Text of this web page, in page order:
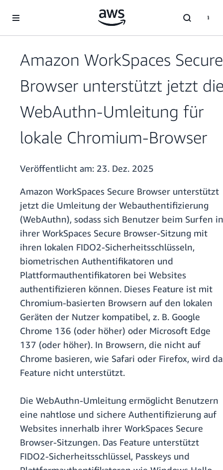
Überspringen zum Hauptinhalt
Amazon WorkSpaces Secure
Browser unterstützt jetzt
WebAuthn-Umleitung für
lokale Chromium-Browser
Veröffentlicht am: 23. Dez. 2025
Amazon WorkSpaces Secure Browser unterstützt
jetzt die Umleitung der Webauthentifizierung
(WebAuthn), sodass sich Benutzer beim Surfen in
ihrer WorkSpaces Secure Browser-Sitzung mit
ihren lokalen FIDO2-Sicherheitsschlüsseln,
biometrischen Authentifikatoren und
Plattformauthentifikatoren bei Websites
authentifizieren können. Dieses Feature ist mit
Chromium-basierten Browsern auf den lokalen
Geräten der Nutzer kompatibel, z. B. Google
Chrome 136 (oder höher) oder Microsoft Edge
137 (oder höher). In Browsern, die nicht auf
Chrome basieren, wie Safari oder Firefox, wird
Feature nicht unterstützt.
Die WebAuthn-Umleitung ermöglicht Benutzern
eine nahtlose und sichere Authentifizierung auf
Websites innerhalb ihrer WorkSpaces Secure
Browser-Sitzungen. Das Feature unterstützt
FIDO2-Sicherheitsschlüssel, Passkeys und